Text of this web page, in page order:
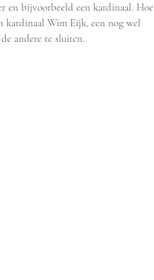
en bijvoorbeeld een kardinaal. Hoe
kardinaal Wim Eijk, een nog wel
andere te sluiten.